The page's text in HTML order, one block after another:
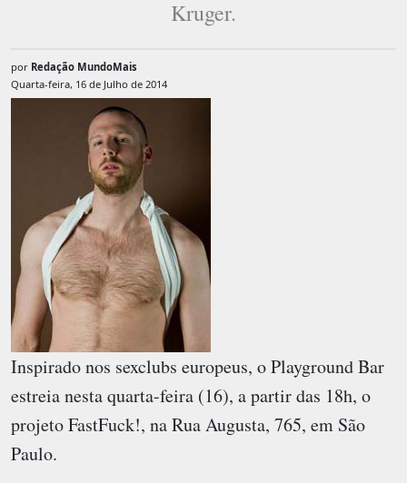
Kruger.
por Redação MundoMais
Quarta-feira, 16 de Julho de 2014
Inspirado nos sexclubs europeus, oPlayground Bar
estreia nesta quarta-feira (16), a partir das 18h, o
projeto FastFuck!, na Rua Augusta, 765, em São
Paulo.